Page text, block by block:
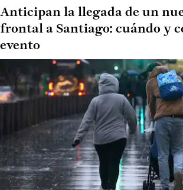
Anticipan la llegada de un
frontal a Santiago: cuándo y
evento